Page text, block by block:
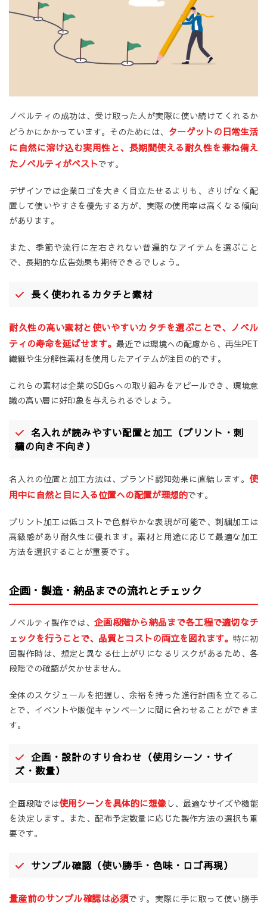
ノベルティの成功は、受け取った人が実際に使い続けてくれるか
どうかにかかっています。そのためには、 ターゲットの日常生活
に自然に溶け込む実用性と、長期間使える耐久性を兼ね備え
たノベルティがベストです。
デザインでは企業ロゴを大きく目立たせるよりも、さりげなく配
置して使いやすさを優先する方が、実際の使用率は高くなる傾向
があります。
また、季節や流行に左右されない普遍的なアイテムを選ぶこと
で、長期的な広告効果も期待できるでしょう。
長く使われるカタチと素材
耐久性の高い素材と使いやすいカタチを選ぶことで、ノベル
ティの寿命を延ばせます。最近では環境への配慮から、再生PET
繊維や生分解性素材を使用したアイテムが注目の的です。
これらの素材は企業のSDGsへの取り組みをアピールでき、環境意
識の高い層に好印象を与えられるでしょう。
名入れが読みやすい配置と加工（プリント・刺
繍の向き不向き）
名入れの位置と加工方法は、ブランド認知効果に直結します。 使
用中に自然と目に入る位置への配置が理想的です。
プリント加工は低コストで色鮮やかな表現が可能で、刺繍加工は
高級感があり耐久性に優れます。素材と用途に応じて最適な加工
方法を選択することが重要です。
企画・製造・納品までの流れとチェック
ノベルティ製作では、 企画段階から納品まで各工程で適切なチ
ェックを行うことで、品質とコストの両立を図れます。 特に初
回製作時は、想定と異なる仕上がりになるリスクがあるため、各
段階での確認が欠かせません。
全体のスケジュールを把握し、余裕を持った進行計画を立てるこ
とで、イベントや販促キャンペーンに間に合わせることができま
す。
企画・設計のすり合わせ（使用シーン・サイ
ズ・数量）
企画段階では使用シーンを具体的に想像 し、最適なサイズや機能
を決定します。また、配布予定数量に応じた製作方法の選択も重
要です。
サンプル確認（使い勝手・色味・ロゴ再現）
量産前のサンプル確認は必須です。実際に手に取って使い勝手